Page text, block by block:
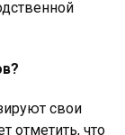
свои
отметить, что